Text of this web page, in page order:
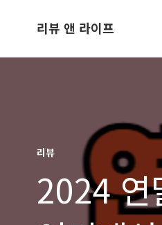
리뷰 앤 라이프
리뷰
2024 연